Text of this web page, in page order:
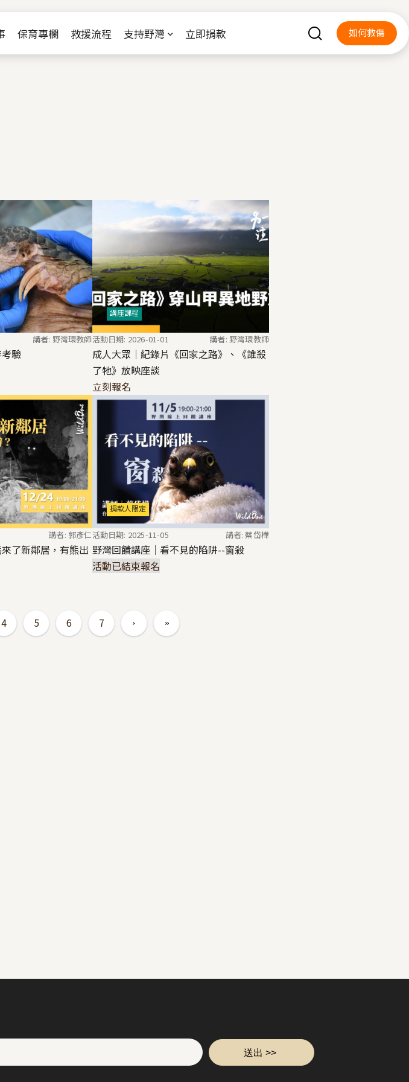
保育專欄 救援流程 支持野灣 立即捐款 如何救傷
講者: 野灣環教師
驗
講座課程
活動日期: 2026-01-01 講者: 野灣環教師
成人大眾｜紀錄片《回家之路》、《誰殺
了牠》放映座談
立刻報名
講者: 郭彥仁
了新鄰居，有熊出
捐款人限定
活動日期: 2025-11-05 講者: 蔡岱樺
野灣回饋講座｜看不見的陷阱--窗殺
活動已結束報名
4 5 6 7